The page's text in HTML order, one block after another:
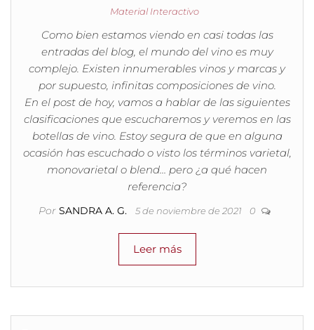
Material Interactivo
Como bien estamos viendo en casi todas las
entradas del blog, el mundo del vino es muy
complejo. Existen innumerables vinos y marcas y
por supuesto, infinitas composiciones de vino.
En el post de hoy, vamos a hablar de las siguientes
clasificaciones que escucharemos y veremos en las
botellas de vino. Estoy segura de que en alguna
ocasión has escuchado o visto los términos varietal,
monovarietal o blend… pero ¿a qué hacen
referencia?
Por SANDRA A. G. 5 de noviembre de 2021 0
Leer más